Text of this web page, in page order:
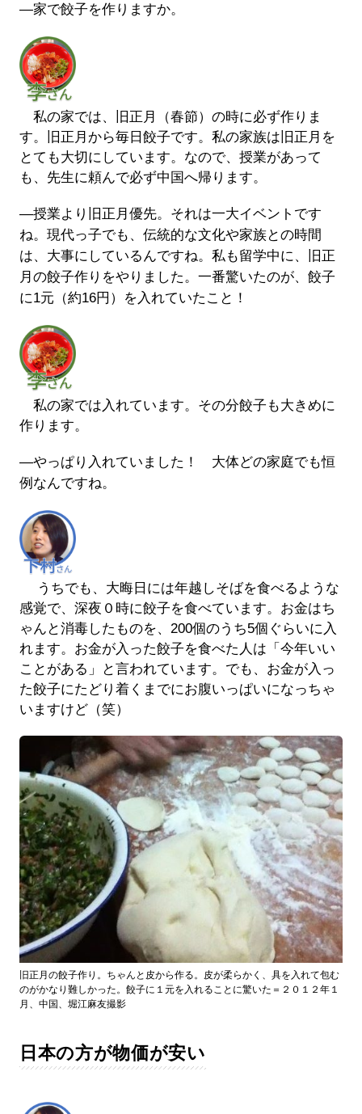
―家で餃子を作りますか。
私の家では、旧正月（春節）の時に必ず作りま
す。旧正月から毎日餃子です。私の家族は旧正月を
とても大切にしています。なので、授業があって
も、先生に頼んで必ず中国へ帰ります。
―授業より旧正月優先。それは一大イベントです
ね。現代っ子でも、伝統的な文化や家族との時間
は、大事にしているんですね。私も留学中に、旧正
月の餃子作りをやりました。一番驚いたのが、餃子
に1元（約16円）を入れていたこと！
私の家では入れています。その分餃子も大きめに
作ります。
―やっぱり入れていました！ 大体どの家庭でも恒
例なんですね。
うちでも、大晦日には年越しそばを食べるような
感覚で、深夜０時に餃子を食べています。お金はち
ゃんと消毒したものを、200個のうち5個ぐらいに入
れます。お金が入った餃子を食べた人は「今年いい
ことがある」と言われています。でも、お金が入っ
た餃子にたどり着くまでにお腹いっぱいになっちゃ
いますけど（笑）
旧正月の餃子作り。ちゃんと皮から作る。皮が柔らかく、具を入れて包む
のがかなり難しかった。餃子に１元を入れることに驚いた＝２０１２年１
月、中国、堀江麻友撮影
日本の方が物価が安い